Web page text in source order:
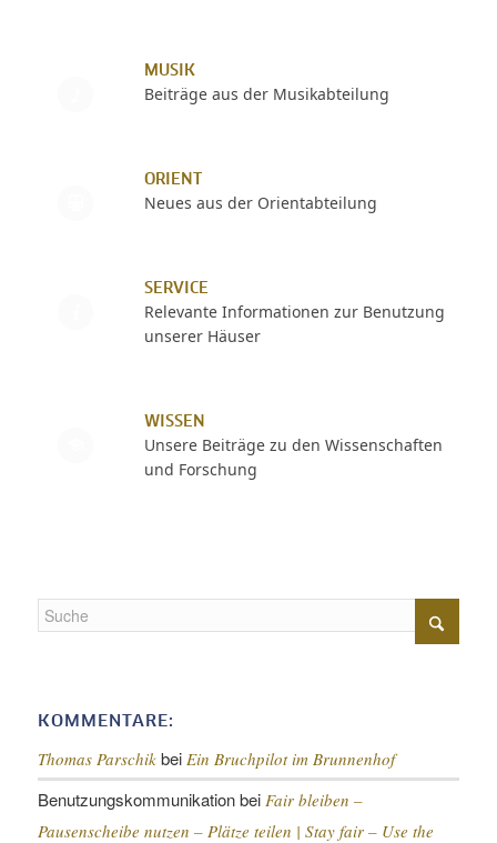
MUSIK
Beiträge aus der Musikabteilung
ORIENT
Neues aus der Orientabteilung
SERVICE
Relevante Informationen zur Benutzung
unserer Häuser
WISSEN
Unsere Beiträge zu den Wissenschaften
und Forschung
KOMMENTARE:
Thomas Parschikbei Ein Bruchpilot im Brunnenhof
Benutzungskommunikationbei Fair bleiben –
Pausenscheibe nutzen – Plätze teilen | Stay fair – Use the